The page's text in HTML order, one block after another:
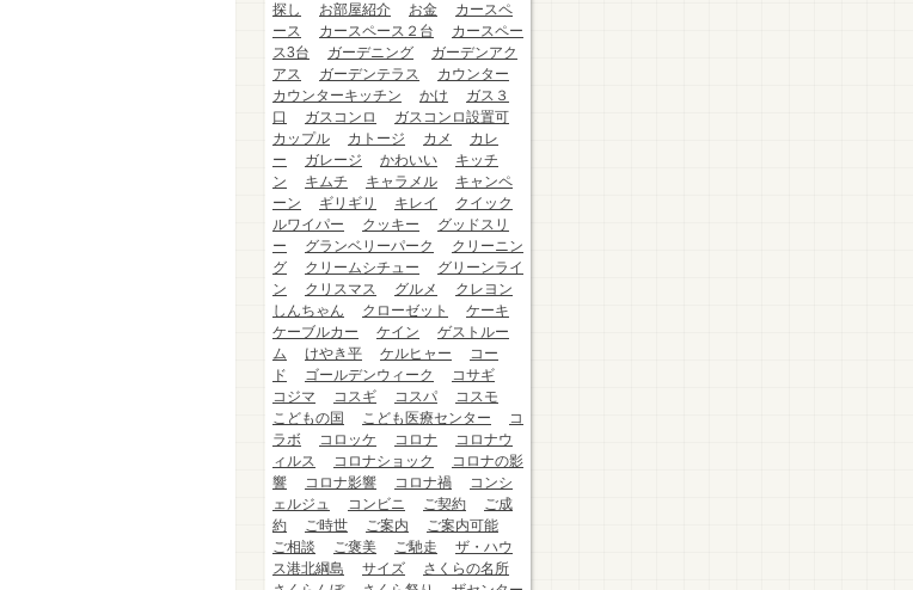
探し
お部屋紹介 お金
カースペ
ース
カースペース２台
カースペー
ス3台
ガーデニング
ガーデンアク
アス
ガーデンテラス
カウンター
カウンターキッチン
かけ
ガス３
口
ガスコンロ
ガスコンロ設置可
カップル
カトージ カメ
カレ
ー
ガレージ かわいい
キッチ
ン
キムチ キャラメル
キャンペ
ーン
ギリギリ キレイ
クイック
ルワイパー
クッキー
グッドスリ
ー
グランベリーパーク
クリーニン
グ
クリームシチュー
グリーンライ
ン
クリスマス グルメ
クレヨン
しんちゃん
クローゼット
ケーキ
ケーブルカー
ケイン
ゲストルー
ム
けやき平 ケルヒャー
コー
ド
ゴールデンウィーク
コサギ
コジマ
コスギ コスパ
コスモ
こどもの国
こども医療センター
コ
ラボ
コロッケ コロナ
コロナウ
ィルス
コロナショック
コロナの影
響
コロナ影響 コロナ禍
コンシ
ェルジュ
コンビニ ご契約
ご成
約
ご時世 ご案内
ご案内可能
ご相談
ご褒美 ご馳走
ザ・ハウ
ス港北綱島
サイズ
さくらの名所